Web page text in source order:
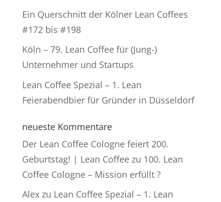
Ein Querschnitt der Kölner Lean Coffees
#172 bis #198
Köln – 79. Lean Coffee für (Jung-)
Unternehmer und Startups
Lean Coffee Spezial – 1. Lean
Feierabendbier für Gründer in Düsseldorf
neueste Kommentare
Der Lean Coffee Cologne feiert 200.
Geburtstag! | Lean Coffeezu 100. Lean
Coffee Cologne – Mission erfüllt ?
Alexzu Lean Coffee Spezial – 1. Lean